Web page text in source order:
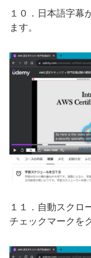
１０．日本語字幕
ます。
１１．自動スクロ
チェックマークを